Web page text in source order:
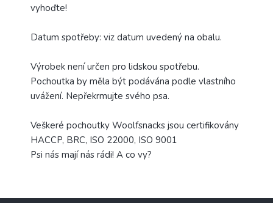
vyhoďte!
Datum spotřeby: viz datum uvedený na obalu.
Výrobek není určen pro lidskou spotřebu.
Pochoutka by měla být podávána podle vlastního
uvážení. Nepřekrmujte svého psa.
Veškeré pochoutky Woolfsnacks jsou certifikovány
HACCP, BRC, ISO 22000, ISO 9001
Psi nás mají nás rádi! A co vy?